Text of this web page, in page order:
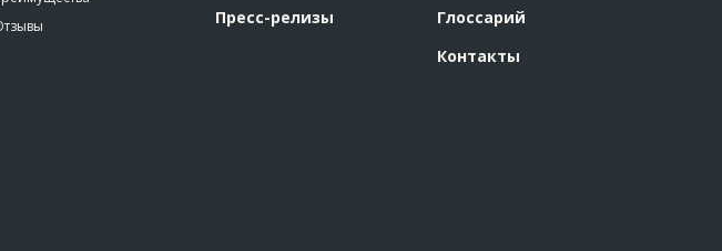
Пресс-релизы
Глоссарий
Контакты